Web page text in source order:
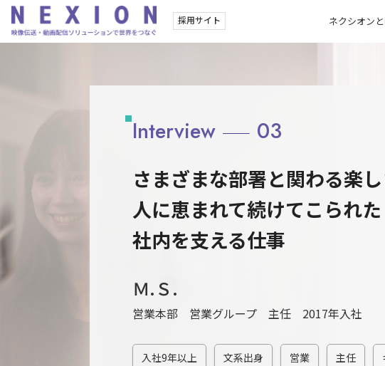
採用サイト ネクシオンと
Interview 03
さまざまな部署と関わる楽
人に恵まれて続けてこられた
社内を支える仕事
Ｍ.Ｓ.
営業本部 営業グループ 主任 2017年入社
入社9年以上 文系出身 営業 主任